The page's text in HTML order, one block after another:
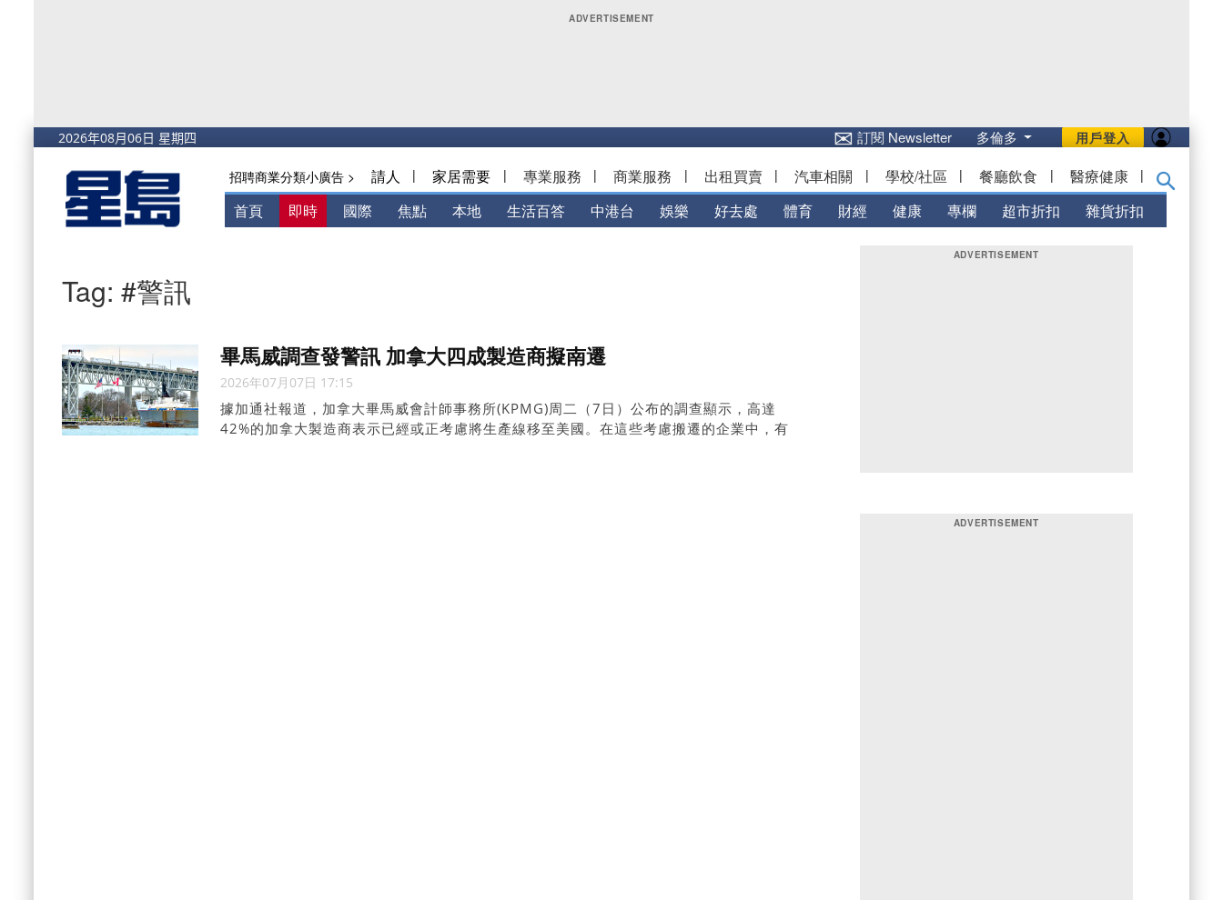
用戶登入
✉訂閱 Newsletter 多倫多
招聘商業分類小廣告 > 請人 | 家居需要 | 專業服務 | 商業服務 | 出租買賣 | 汽車相關 | 學校/社區 | 餐廳飲食 | 醫療健康 |
首頁 即時 國際 焦點 本地 生活百答 中港台 娛樂 好去處 體育 財經 健康 專欄 超市折扣 雜貨折扣
Tag: #警訊
畢馬威調查發警訊 加拿大四成製造商擬南遷
2026年07月07日 17:15
據加通社報道，加拿大畢馬威會計師事務所(KPMG)周二（7日）公布的調查顯示，高達
42%的加拿大製造商表示已經或正考慮將生產線移至美國。在這些考慮搬遷的企業中，有